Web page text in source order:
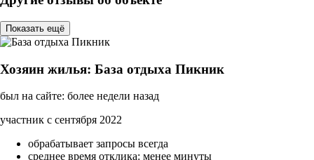
Показать ещё
Хозяин жилья: База отдыха Пикник
был на сайте: более недели назад
участник с сентября 2022
обрабатывает запросы всегда
среднее время отклика: менее минуты